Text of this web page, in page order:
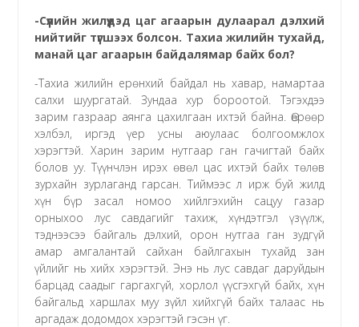
-Сүүлийн жилүүдэд цаг агаарын дулаарал дэлхий
нийтийг түгшээх болсон. Тахиа жилийн тухайд,
манай цаг агаарын байдалямар байх бол?
-Тахиа жилийн ерөнхий байдал нь хавар, намартаа
салхи шуургатай. Зундаа хур бороотой. Тэгэхдээ
зарим газраар аянга цахилгаан ихтэй байна. Өөрөөр
хэлбэл, иргэд үер усны аюулаас болгоомжлох
хэрэгтэй. Харин зарим нутгаар ган гачигтай байх
болов уу. Түүнчлэн ирэх өвөл цас ихтэй байх төлөв
зурхайн зурлаганд гарсан. Тиймээс л ирж буй жилд
хүн бүр засал номоо хийлгэхийн сацуу газар
орныхоо лус савдагийг тахиж, хүндэтгэл үзүүлж,
тэднээсээ байгаль дэлхий, орон нутгаа ган зудгүй
амар амгалантай сайхан байлгахын тухайд зан
үйлийг нь хийх хэрэгтэй. Энэ нь лус савдаг даруйдын
барцад саадыг гаргахгүй, хорлол үүсгэхгүй байх, хүн
байгальд харшлах муу зүйл хийхгүй байх талаас нь
аргадаж додомдох хэрэгтэй гэсэн үг.